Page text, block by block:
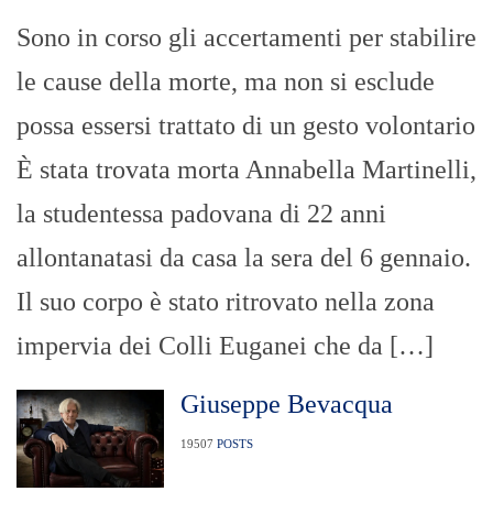
Sono in corso gli accertamenti per stabilire
le cause della morte, ma non si esclude
possa essersi trattato di un gesto volontario
È stata trovata morta Annabella Martinelli,
la studentessa padovana di 22 anni
allontanatasi da casa la sera del 6 gennaio.
Il suo corpo è stato ritrovato nella zona
impervia dei Colli Euganei che da […]
Giuseppe Bevacqua
19507 POSTS